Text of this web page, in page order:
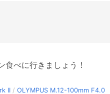
べに行きましょう！
II / OLYMPUS M.12-100mm F4.0